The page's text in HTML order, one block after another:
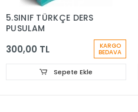
5.SINIF TÜRKÇE DERS
PUSULAM
300,00 TL KARGO
BEDAVA
Sepete Ekle